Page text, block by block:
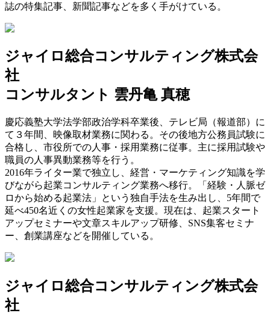
誌の特集記事、新聞記事などを多く手がけている。
ジャイロ総合コンサルティング株式会
社
コンサルタント 雲丹亀 真穂
慶応義塾大学法学部政治学科卒業後、テレビ局（報道部）に
て３年間、映像取材業務に関わる。その後地方公務員試験に
合格し、市役所での人事・採用業務に従事。主に採用試験や
職員の人事異動業務等を行う。
2016年ライター業で独立し、経営・マーケティング知識を学
びながら起業コンサルティング業務へ移行。「経験・人脈ゼ
ロから始める起業法」という独自手法を生み出し、5年間で
延べ450名近くの女性起業家を支援。現在は、起業スタート
アップセミナーや文章スキルアップ研修、SNS集客セミナ
ー、創業講座などを開催している。
ジャイロ総合コンサルティング株式会
社